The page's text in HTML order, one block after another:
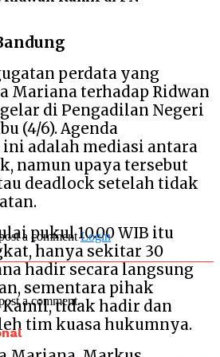
perdata yang
Mariana terhadap Ridwan
di Pengadilan Negeri
(4/6). Agenda
adalah mediasi antara
namun upaya tersebut
deadlock setelah tidak
pukul 10.00 WIB itu
hanya sekitar 30
hadir secara langsung
sementara pihak
tidak hadir dan
tim kuasa hukumnya.
a commentLogin
a comment.